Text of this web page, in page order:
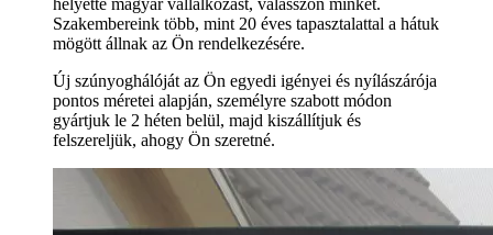
Szakembereink több, mint 20 éves tapasztalattal a hátuk
mögött állnak az Ön rendelkezésére.
Új szúnyoghálóját az Ön egyedi igényei és nyílászárója
pontos méretei alapján, személyre szabott módon
gyártjuk le 2 héten belül, majd kiszállítjuk és
felszereljük, ahogy Ön szeretné.